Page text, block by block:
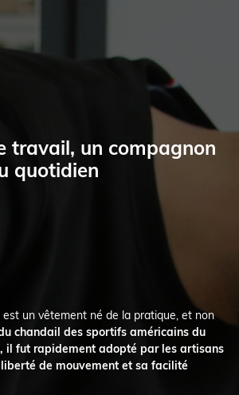
travail, un compagnon
quotidien
est un vêtement né de la pratique, et non
chandail des sportifs américains du
il fut rapidement adopté par les artisans
de mouvement et sa facilité